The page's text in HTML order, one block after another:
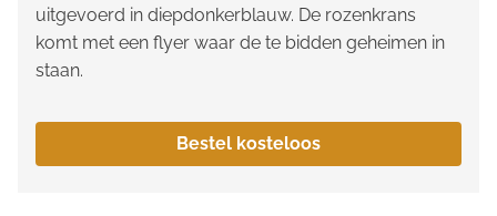
uitgevoerd in diepdonkerblauw. De rozenkrans
komt met een flyer waar de te bidden geheimen in
staan.
Bestel kosteloos